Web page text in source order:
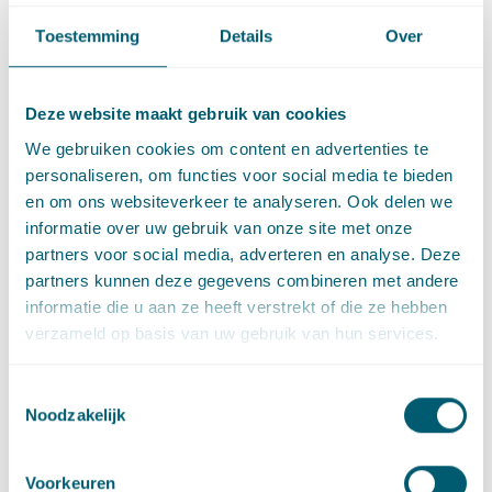
Toestemming Details Over
Deze website maakt gebruik van cookies
We gebruiken cookies om content en advertenties te
personaliseren, om functies voor social media te bieden
en om ons websiteverkeer te analyseren. Ook delen we
informatie over uw gebruik van onze site met onze
partners voor social media, adverteren en analyse. Deze
partners kunnen deze gegevens combineren met andere
informatie die u aan ze heeft verstrekt of die ze hebben
verzameld op basis van uw gebruik van hun services.
Noodzakelijk
Voorkeuren
dagrecreatie en sportfaciliteiten; detailhandel, ambachten en
supermarkten; gebouwen voor permanente of tijdelijke
dierenpensions, dierenasiels, dierenklinieken, hondenfokkers
of -trainers, hobbymatig houden van dieren en maneges. De
activiteiten die in hoofdstuk 3 Bal niet als milieubelastende
activiteit worden genoemd, worden decentraal in het
omgevingsplan gereguleerd. Dat biedt kansen voor gemeenten
om energiebesparingsmaatregelen te eisen voor de
activiteiten die niet in hoofdstuk 3 Bal zijn aangewezen.
Besluit bouwwerken
Het Bbl bevat de regels over het bouwen, slopen, gebruiken en
in stand houden van bouwwerken. Het grootste deel van de
regels uit het Bbl zijn afkomstig uit het Bouwbesluit 2012